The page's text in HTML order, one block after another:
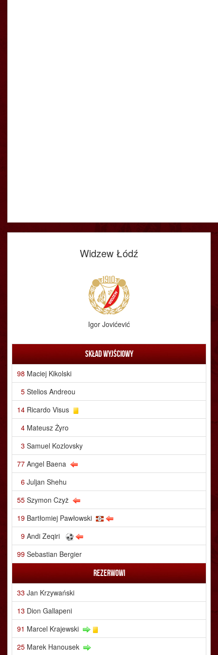
Widzew Łódź
Igor Jovićević
Skład wyjściowy
98 Maciej Kikolski
5 Stelios Andreou
14 Ricardo Visus
4 Mateusz Żyro
3 Samuel Kozlovsky
77 Angel Baena
6 Juljan Shehu
55 Szymon Czyż
19 Bartłomiej Pawłowski
9 Andi Zeqiri
99 Sebastian Bergier
Rezerwowi
33 Jan Krzywański
13 Dion Gallapeni
91 Marcel Krajewski
25 Marek Hanousek